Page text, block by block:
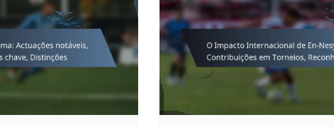
German (DE)
Spanish (ES)
Czech (CZ)
German (AT)